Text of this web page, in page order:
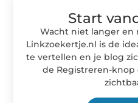
Start
Wacht niet langer en
Linkzoekertje.nl is de
te vertellen en je blog
de Registreren-